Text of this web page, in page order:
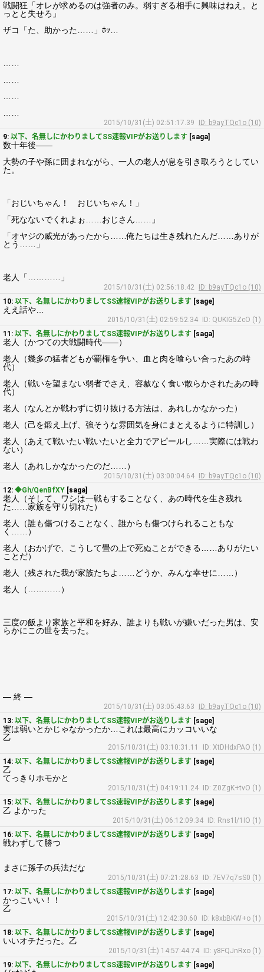
戦闘狂「オレが求めるのは強者のみ。弱すぎる相手に興味はねえ。と
っとと失せろ」
ザコ「た、助かった……」ﾎｯ…
2015/10/31(土) 02:51:17.39
ID: b9ayTQc1o (10)
9: 以下、名無しにかわりましてSS速報VIPがお送りします [saga]
数十年後――
大勢の子や孫に囲まれながら、一人の老人が息を引き取ろうとしてい
た。
「おじいちゃん！ おじいちゃん！」
「死なないでくれよぉ……おじさん……」
「オヤジの威光があったから……俺たちは生き残れたんだ……ありが
とう……」
老人「…………」
2015/10/31(土) 02:56:18.42
ID: b9ayTQc1o (10)
10: 以下、名無しにかわりましてSS速報VIPがお送りします [sage]
ええ話や…
2015/10/31(土) 02:59:52.34
ID: QUKIG5ZcO (1)
11: 以下、名無しにかわりましてSS速報VIPがお送りします [saga]
老人（かつての大戦闘時代――）
老人（幾多の猛者どもが覇権を争い、血と肉を喰らい合ったあの時
代）
老人（戦いを望まない弱者でさえ、容赦なく食い散らかされたあの時
代）
老人（なんとか戦わずに切り抜ける方法は、あれしかなかった）
老人（己を鍛え上げ、強そうな雰囲気を身にまとえるように特訓し）
老人（あえて戦いたい戦いたいと全力でアピールし……実際には戦わ
ない）
老人（あれしかなかったのだ……）
2015/10/31(土) 03:00:04.64
ID: b9ayTQc1o (10)
12: ◆Gh/QenBfXY [saga]
老人（そして、ワシは一戦もすることなく、あの時代を生き残れ
た……家族を守り切れた）
老人（誰も傷つけることなく、誰からも傷つけられることもな
く……）
老人（おかげで、こうして畳の上で死ぬことができる……ありがたい
ことだ）
老人（残された我が家族たちよ……どうか、みんな幸せに……）
老人（…………）
三度の飯より家族と平和を好み、誰よりも戦いが嫌いだった男は、安
らかにこの世を去った。
― 終 ―
2015/10/31(土) 03:05:43.63
ID: b9ayTQc1o (10)
13: 以下、名無しにかわりましてSS速報VIPがお送りします [sage]
実は弱いとかじゃなかったか…これは最高にカッコいいな
乙
2015/10/31(土) 03:10:31.11
ID: XtDHdxPAO (1)
14: 以下、名無しにかわりましてSS速報VIPがお送りします [sage]
乙
てっきりホモかと
2015/10/31(土) 04:19:11.24
ID: Z0ZgK+tvO (1)
15: 以下、名無しにかわりましてSS速報VIPがお送りします [sage]
乙 よかった
2015/10/31(土) 06:12:09.34
ID: Rns1l/1IO (1)
16: 以下、名無しにかわりましてSS速報VIPがお送りします [sage]
戦わずして勝つ
まさに孫子の兵法だな
2015/10/31(土) 07:21:28.63
ID: 7EV7q7sS0 (1)
17: 以下、名無しにかわりましてSS速報VIPがお送りします [sage]
かっこいい！！
乙
2015/10/31(土) 12:42:30.60
ID: k8xbBKW+o (1)
18: 以下、名無しにかわりましてSS速報VIPがお送りします [sage]
いいオチだった。乙
2015/10/31(土) 14:57:44.74
ID: y8FQJnRxo (1)
19: 以下、名無しにかわりましてSS速報VIPがお送りします [sage]